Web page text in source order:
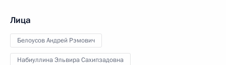
Лица
Белоусов Андрей Рэмович
Набиуллина Эльвира Сахипзадовна